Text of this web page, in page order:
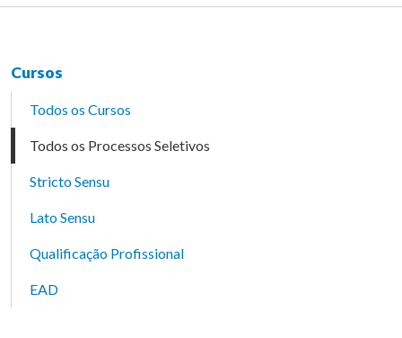
Cursos
Todos os Cursos
Todos os Processos Seletivos
Stricto Sensu
Lato Sensu
Qualificação Profissional
EAD